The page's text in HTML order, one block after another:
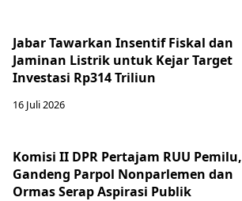
Jabar Tawarkan Insentif Fiskal dan
Jaminan Listrik untuk Kejar Target
Investasi Rp314 Triliun
16 Juli 2026
Komisi II DPR Pertajam RUU Pemilu,
Gandeng Parpol Nonparlemen dan
Ormas Serap Aspirasi Publik